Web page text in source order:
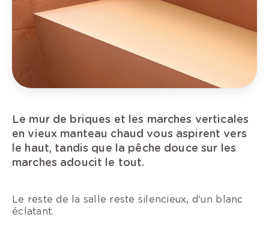
Le mur de briques et les marches verticales
en vieux manteau chaud vous aspirent vers
le haut, tandis que la pêche douce sur les
marches adoucit le tout.
Le reste de la salle reste silencieux, d'un blanc
éclatant.